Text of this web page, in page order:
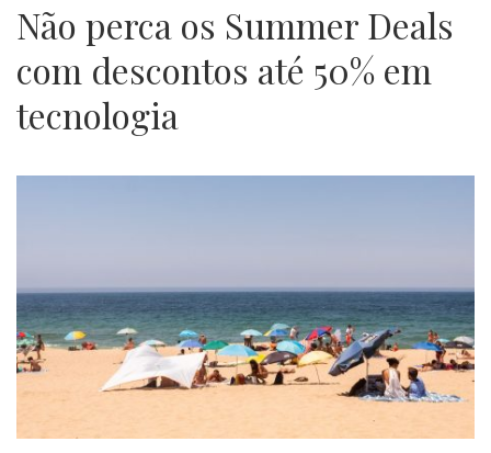
Não perca os Summer Deals
com descontos até 50% em
tecnologia